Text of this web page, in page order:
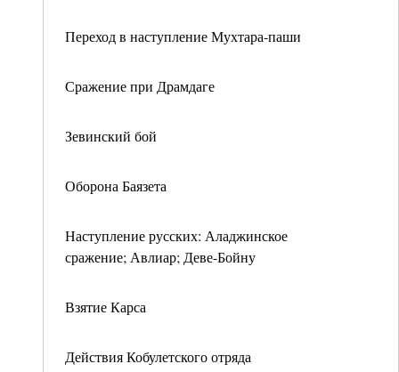
Переход в наступление Мухтара-паши
Сражение при Драмдаге
Зевинский бой
Оборона Баязета
Наступление русских: Аладжинское
сражение; Авлиар; Деве-Бойну
Взятие Карса
Действия Кобулетского отряда